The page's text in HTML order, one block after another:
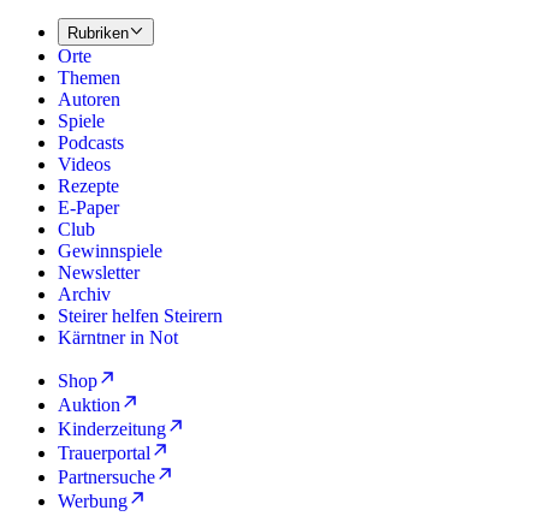
Rubriken
Orte
Themen
Autoren
Spiele
Podcasts
Videos
Rezepte
E-Paper
Club
Gewinnspiele
Newsletter
Archiv
Steirer helfen Steirern
Kärntner in Not
Shop
Auktion
Kinderzeitung
Trauerportal
Partnersuche
Werbung